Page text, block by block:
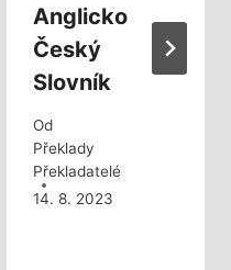
Anglicko
Český
Slovník
Od
Překlady
Překladatelé
14. 8. 2023